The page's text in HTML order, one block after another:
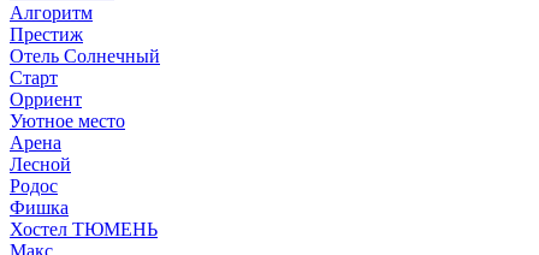
Алгоритм
Престиж
Отель Солнечный
Старт
Орриент
Уютное место
Арена
Лесной
Родос
Фишка
Хостел ТЮМЕНЬ
Макс